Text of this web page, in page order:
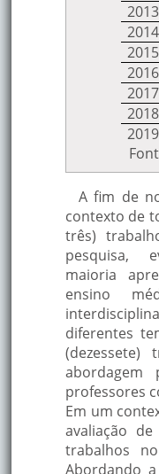
2013
2014
2015
2016
2017
2018
2019
A fim de
contexto de
três)
pesquisa,
maioria
ensino
diferentes
(dezessete)
professores
Em um
avaliação
trabalhos
Abordando